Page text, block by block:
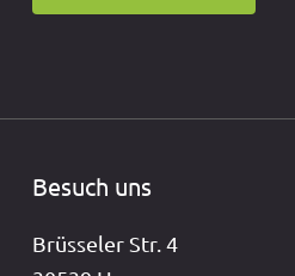
Besuch uns
Brüsseler Str. 4